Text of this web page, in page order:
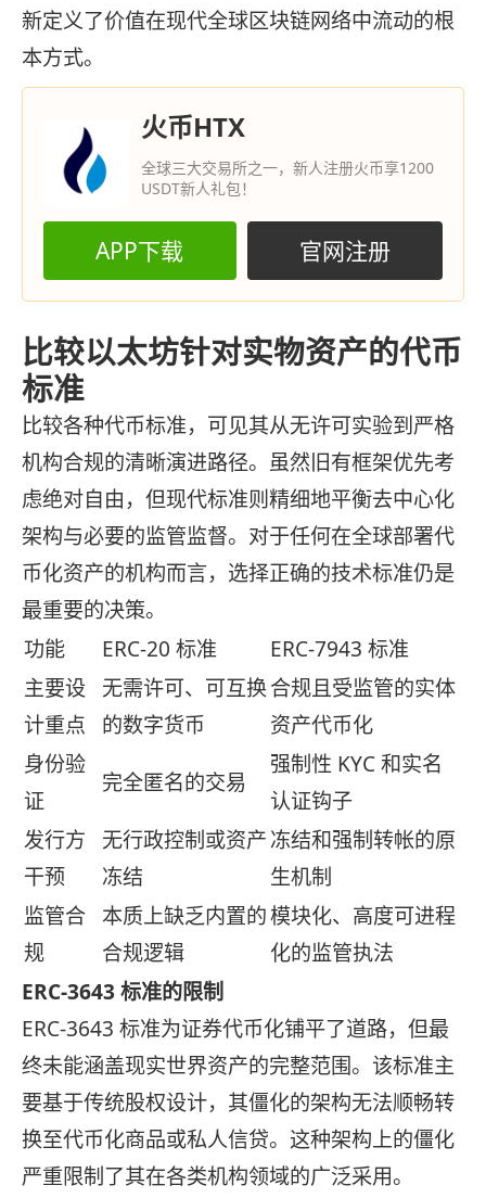
新定义了价值在现代全球区块链网络中流动的根
本方式。
火币HTX
全球三大交易所之一，新人注册火币享1200
USDT新人礼包！
APP下载 官网注册
比较以太坊针对实物资产的代币
标准
比较各种代币标准，可见其从无许可实验到严格
机构合规的清晰演进路径。虽然旧有框架优先考
虑绝对自由，但现代标准则精细地平衡去中心化
架构与必要的监管监督。对于任何在全球部署代
币化资产的机构而言，选择正确的技术标准仍是
最重要的决策。
功能
ERC-20 标准
ERC-7943 标准
主要设
计重点
无需许可、可互换
的数字货币
合规且受监管的实体
资产代币化
身份验
证
完全匿名的交易
强制性 KYC 和实名
认证钩子
发行方
干预
无行政控制或资产
冻结
冻结和强制转帐的原
生机制
监管合
规
本质上缺乏内置的
合规逻辑
模块化、高度可进程
化的监管执法
ERC-3643 标准的限制
ERC-3643 标准为证券代币化铺平了道路，但最
终未能涵盖现实世界资产的完整范围。该标准主
要基于传统股权设计，其僵化的架构无法顺畅转
换至代币化商品或私人信贷。这种架构上的僵化
严重限制了其在各类机构领域的广泛采用。